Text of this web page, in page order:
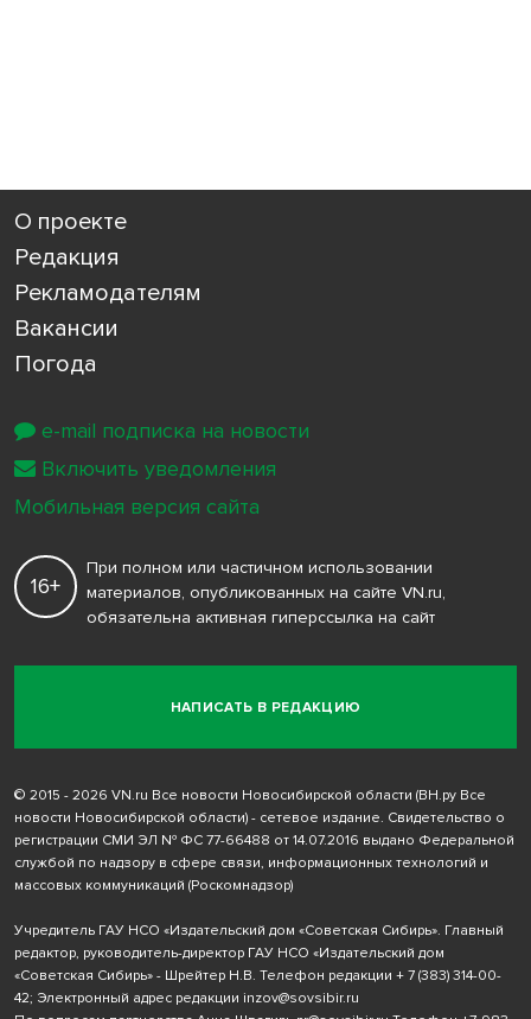
О проекте
Редакция
Рекламодателям
Вакансии
Погода
НАПИСАТЬ В РЕДАКЦИЮ
16+
При полном или частичном использовании
материалов, опубликованных на сайте VN.ru,
обязательна активная гиперссылка на сайт
© 2015 - 2026 VN.ru Все новости Новосибирской области (ВН.ру Все
новости Новосибирской области) - сетевое издание. Свидетельство о
регистрации СМИ ЭЛ № ФС 77-66488 от 14.07.2016 выдано Федеральной
службой по надзору в сфере связи, информационных технологий и
массовых коммуникаций (Роскомнадзор)
Учредитель ГАУ НСО «Издательский дом «Советская Сибирь». Главный
редактор, руководитель-директор ГАУ НСО «Издательский дом
«Советская Сибирь» - Шрейтер Н.В. Телефон редакции + 7 (383) 314-00-
42; Электронный адрес редакции inzov@sovsibir.ru
e-mail подписка на новости
Включить уведомления
Мобильная версия сайта